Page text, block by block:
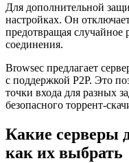
Для дополнительной
настройках. Он
предотвращая
соединения.
Browsec предлагает
с поддержкой P2P. Это
точки входа для разных
безопасного торрент-
Какие серверы
как их выбрать